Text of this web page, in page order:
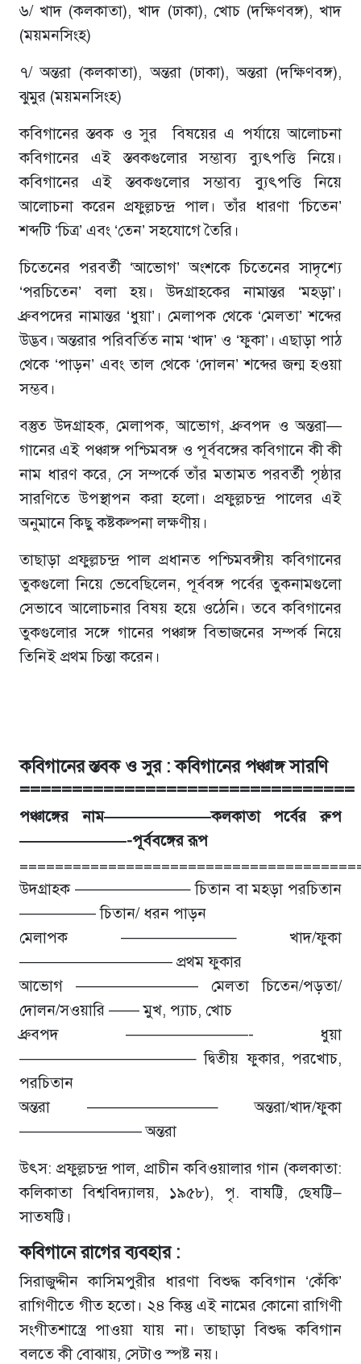
৬/ খাদ (কলকাতা), খাদ (ঢাকা), খোচ (দক্ষিণবঙ্গ), খাদ
(ময়মনসিংহ)
৭/ অন্তরা (কলকাতা), অন্তরা (ঢাকা), অন্তরা (দক্ষিণবঙ্গ),
ঝুমুর (ময়মনসিংহ)
কবিগানের স্তবক ও সুর বিষয়ের এ পর্যায়ে আলোচনা
কবিগানের এই স্তবকগুলোর সম্ভাব্য ব্যুৎপত্তি নিয়ে।
কবিগানের এই স্তবকগুলোর সম্ভাব্য ব্যুৎপত্তি নিয়ে
আলোচনা করেন প্রফুল্লচন্দ্র পাল। তাঁর ধারণা ‘চিতেন’
শব্দটি ‘চিত্র’ এবং ‘তেন’ সহযোগে তৈরি।
চিতেনের পরবর্তী ‘আভোগ’ অংশকে চিতেনের সাদৃশ্যে
‘পরচিতেন’ বলা হয়। উদগ্রাহকের নামান্তর ‘মহড়া’।
ধ্রুবপদের নামান্তর ‘ধুয়া’। মেলাপক থেকে ‘মেলতা’ শব্দের
উদ্ভব। অন্তরার পরিবর্তিত নাম ‘খাদ’ ও ‘ফুকা’। এছাড়া পাঠ
থেকে ‘পাড়ন’ এবং তাল থেকে ‘দোলন’ শব্দের জন্ম হওয়া
সম্ভব।
বস্তুত উদগ্রাহক, মেলাপক, আভোগ, ধ্রুবপদ ও অন্তরা—
গানের এই পঞ্চাঙ্গ পশ্চিমবঙ্গ ও পূর্ববঙ্গের কবিগানে কী কী
নাম ধারণ করে, সে সম্পর্কে তাঁর মতামত পরবর্তী পৃষ্ঠার
সারণিতে উপস্থাপন করা হলো। প্রফুল্লচন্দ্র পালের এই
অনুমানে কিছু কষ্টকল্পনা লক্ষণীয়।
তাছাড়া প্রফুল্লচন্দ্র পাল প্রধানত পশ্চিমবঙ্গীয় কবিগানের
তুকগুলো নিয়ে ভেবেছিলেন, পূর্ববঙ্গ পর্বের তুকনামগুলো
সেভাবে আলোচনার বিষয় হয়ে ওঠেনি। তবে কবিগানের
তুকগুলোর সঙ্গে গানের পঞ্চাঙ্গ বিভাজনের সম্পর্ক নিয়ে
তিনিই প্রথম চিন্তা করেন।
কবিগানের স্তবক ও সুর :কবিগানের পঞ্চাঙ্গ সারণি
================================
পঞ্চাঙ্গের নাম———————কলকাতা পর্বের রুপ
———————-পূর্ববঙ্গের রূপ
উদগ্রাহক ———————– চিতান বা মহড়া পরচিতান
————— চিতান/ ধরন পাড়ন
মেলাপক ———————– খাদ/ফুকা
—————————— প্রথম ফুকার
আভোগ ———————— মেলতা চিতেন/পড়তা/
দোলন/সওয়ারি —— মুখ, প্যাচ, খোচ
ধ্রুবপদ ————————- ধুয়া
———————————– দ্বিতীয় ফুকার, পরখোচ,
পরচিতান
অন্তরা ————————– অন্তরা/খাদ/ফুকা
———————— অন্তরা
উৎস: প্রফুল্লচন্দ্র পাল, প্রাচীন কবিওয়ালার গান (কলকাতা:
কলিকাতা বিশ্ববিদ্যালয়, ১৯৫৮), পৃ. বাষট্টি, ছেষট্টি–
সাতষট্টি।
কবিগানে রাগের ব্যবহার :
সিরাজুদ্দীন কাসিমপুরীর ধারণা বিশুদ্ধ কবিগান ‘কেঁকি’
রাগিণীতে গীত হতো। ২৪ কিন্তু এই নামের কোনো রাগিণী
সংগীতশাস্ত্রে পাওয়া যায় না। তাছাড়া বিশুদ্ধ কবিগান
বলতে কী বোঝায়, সেটাও স্পষ্ট নয়।